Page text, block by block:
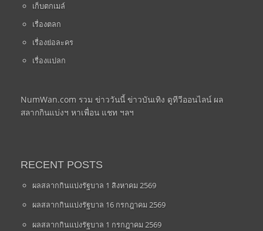
เก็บตกเมล์
เรื่องตลก
เรื่องย่อละคร
เรื่องแปลก
NumWan.com รวม ข่าววันนี้ ข่าวบันเทิง ดูทีวีออนไลน์ ผล
สลากกินแบ่งฯ หาเพื่อน แชท ฯลฯ
RECENT POSTS
ผลสลากกินแบ่งรัฐบาล 1 สิงหาคม 2569
ผลสลากกินแบ่งรัฐบาล 16 กรกฎาคม 2569
ผลสลากกินแบ่งรัฐบาล 1 กรกฎาคม 2569